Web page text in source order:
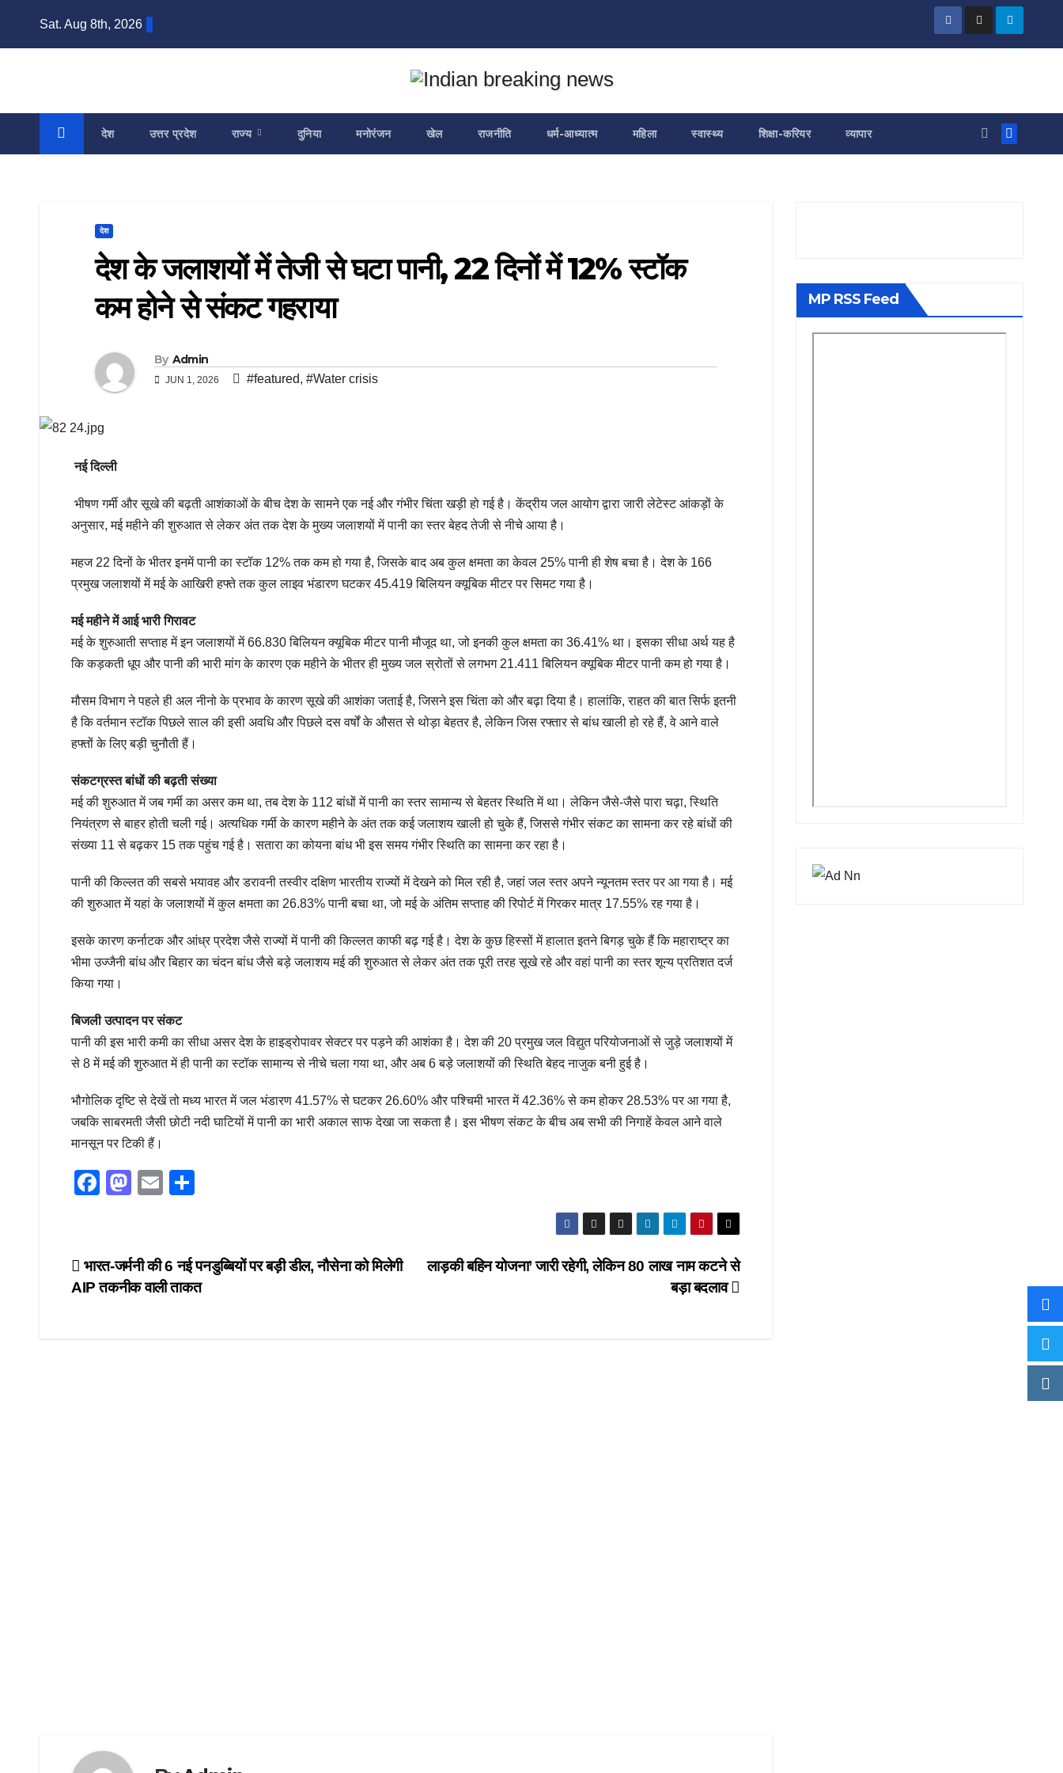
Sat. Aug 8th, 2026
देश उत्तर प्रदेश राज्य दुनिया मनोरंजन खेल राजनीति धर्म-आध्यात्म महिला स्वास्थ्य शिक्षा-करियर व्यापार
देश
देश के जलाशयों में तेजी से घटा पानी, 22 दिनों में 12% स्टॉक
कम होने से संकट गहराया
By Admin
JUN 1, 2026 #featured, #Water crisis
नई दिल्ली
भीषण गर्मी और सूखे की बढ़ती आशंकाओं के बीच देश के सामने एक नई और गंभीर चिंता खड़ी हो गई है। केंद्रीय जल आयोग द्वारा जारी लेटेस्ट आंकड़ों के
अनुसार, मई महीने की शुरुआत से लेकर अंत तक देश के मुख्य जलाशयों में पानी का स्तर बेहद तेजी से नीचे आया है।
महज 22 दिनों के भीतर इनमें पानी का स्टॉक 12% तक कम हो गया है, जिसके बाद अब कुल क्षमता का केवल 25% पानी ही शेष बचा है। देश के 166
प्रमुख जलाशयों में मई के आखिरी हफ्ते तक कुल लाइव भंडारण घटकर 45.419 बिलियन क्यूबिक मीटर पर सिमट गया है।
मई महीने में आई भारी गिरावट
मई के शुरुआती सप्ताह में इन जलाशयों में 66.830 बिलियन क्यूबिक मीटर पानी मौजूद था, जो इनकी कुल क्षमता का 36.41% था। इसका सीधा अर्थ यह है
कि कड़कती धूप और पानी की भारी मांग के कारण एक महीने के भीतर ही मुख्य जल स्रोतों से लगभग 21.411 बिलियन क्यूबिक मीटर पानी कम हो गया है।
मौसम विभाग ने पहले ही अल नीनो के प्रभाव के कारण सूखे की आशंका जताई है, जिसने इस चिंता को और बढ़ा दिया है। हालांकि, राहत की बात सिर्फ इतनी
है कि वर्तमान स्टॉक पिछले साल की इसी अवधि और पिछले दस वर्षों के औसत से थोड़ा बेहतर है, लेकिन जिस रफ्तार से बांध खाली हो रहे हैं, वे आने वाले
हफ्तों के लिए बड़ी चुनौती हैं।
संकटग्रस्त बांधों की बढ़ती संख्या
मई की शुरुआत में जब गर्मी का असर कम था, तब देश के 112 बांधों में पानी का स्तर सामान्य से बेहतर स्थिति में था। लेकिन जैसे-जैसे पारा चढ़ा, स्थिति
नियंत्रण से बाहर होती चली गई। अत्यधिक गर्मी के कारण महीने के अंत तक कई जलाशय खाली हो चुके हैं, जिससे गंभीर संकट का सामना कर रहे बांधों की
संख्या 11 से बढ़कर 15 तक पहुंच गई है। सतारा का कोयना बांध भी इस समय गंभीर स्थिति का सामना कर रहा है।
पानी की किल्लत की सबसे भयावह और डरावनी तस्वीर दक्षिण भारतीय राज्यों में देखने को मिल रही है, जहां जल स्तर अपने न्यूनतम स्तर पर आ गया है। मई
की शुरुआत में यहां के जलाशयों में कुल क्षमता का 26.83% पानी बचा था, जो मई के अंतिम सप्ताह की रिपोर्ट में गिरकर मात्र 17.55% रह गया है।
इसके कारण कर्नाटक और आंध्र प्रदेश जैसे राज्यों में पानी की किल्लत काफी बढ़ गई है। देश के कुछ हिस्सों में हालात इतने बिगड़ चुके हैं कि महाराष्ट्र का
भीमा उज्जैनी बांध और बिहार का चंदन बांध जैसे बड़े जलाशय मई की शुरुआत से लेकर अंत तक पूरी तरह सूखे रहे और वहां पानी का स्तर शून्य प्रतिशत दर्ज
किया गया।
बिजली उत्पादन पर संकट
पानी की इस भारी कमी का सीधा असर देश के हाइड्रोपावर सेक्टर पर पड़ने की आशंका है। देश की 20 प्रमुख जल विद्युत परियोजनाओं से जुड़े जलाशयों में
से 8 में मई की शुरुआत में ही पानी का स्टॉक सामान्य से नीचे चला गया था, और अब 6 बड़े जलाशयों की स्थिति बेहद नाजुक बनी हुई है।
भौगोलिक दृष्टि से देखें तो मध्य भारत में जल भंडारण 41.57% से घटकर 26.60% और पश्चिमी भारत में 42.36% से कम होकर 28.53% पर आ गया है,
जबकि साबरमती जैसी छोटी नदी घाटियों में पानी का भारी अकाल साफ देखा जा सकता है। इस भीषण संकट के बीच अब सभी की निगाहें केवल आने वाले
मानसून पर टिकी हैं।
F
e
b
M
o
d
E
e
Post
navigation
लाड़की बहिन योजना’ जारी रहेगी, लेकिन 80 लाख नाम कटने से
बड़ा बदलाव
भारत-जर्मनी की 6 नई पनडुब्बियों पर बड़ी डील, नौसेना को मिलेगी
AIP तकनीक वाली ताकत
MP RSS Feed